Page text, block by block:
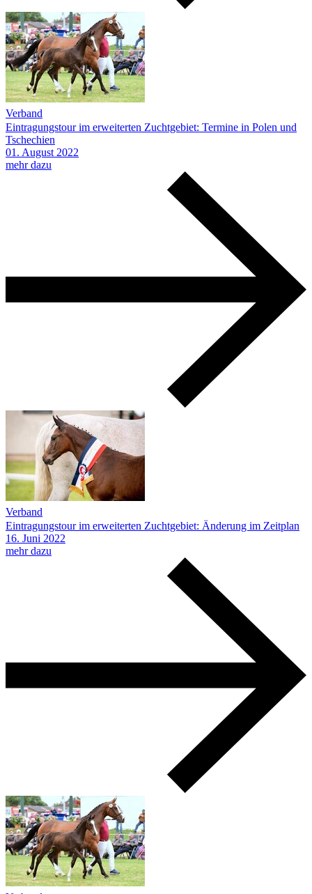
Verband
Eintragungstour im erweiterten Zuchtgebiet: Termine in Polen und
Tschechien
01. August 2022
mehr dazu
Verband
Eintragungstour im erweiterten Zuchtgebiet: Änderung im Zeitplan
16. Juni 2022
mehr dazu